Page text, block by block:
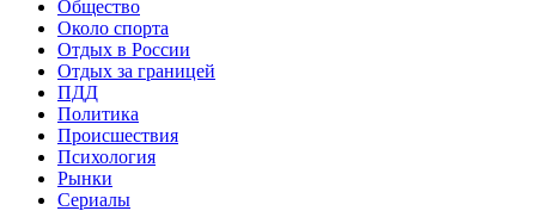
Общество
Около спорта
Отдых в России
Отдых за границей
ПДД
Политика
Происшествия
Психология
Рынки
Сериалы